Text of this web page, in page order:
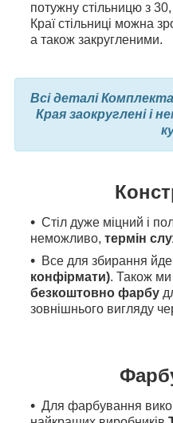
потужну стільницю з
Краї стільниці можна
а також закругленими.
Всі деталі
Края заокруглені і
Стіл дуже міцний і
неможливо, термін
Все для збирання йде
конфірмати). Також ми
безкоштовно фарбу
зовнішнього вигляду
Для фарбування